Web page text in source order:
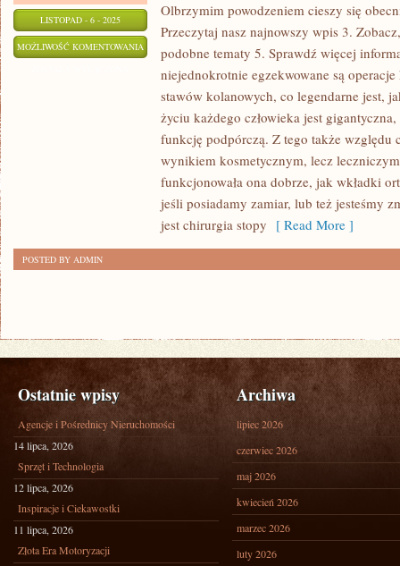
LISTOPAD - 6 - 2025
MOŻLIWOŚĆ KOMENTOWANIA
CZYM
KONCENTRUJE
DANA
KURACJA
PEWNO
BĘDZIE
MIAŁA
PRĘDKOŚĆ
Olbrzymim powodzeniem cieszy się
Przeczytaj nasz najnowszy wpis 3.
podobne tematy 5. Sprawdź więcej
niejednokrotnie egzekwowane są
stawów kolanowych, co legendarne jest,
życiu każdego człowieka jest
funkcję podpórczą. Z tego także względu
wynikiem kosmetycznym, lecz
funkcjonowała ona dobrze, jak wkładki
jeśli posiadamy zamiar, lub też jesteśmy
jest chirurgia stopy [ Read More ]
POSTED BY ADMIN
Ostatnie wpisy
Agencje i Pośrednicy Nieruchomości
14 lipca, 2026
Sprzęt i Technologia
12 lipca, 2026
Inspiracje i Ciekawostki
11 lipca, 2026
Złota Era Motoryzacji
Archiwa
lipiec 2026
czerwiec 2026
maj 2026
kwiecień 2026
marzec 2026
luty 2026